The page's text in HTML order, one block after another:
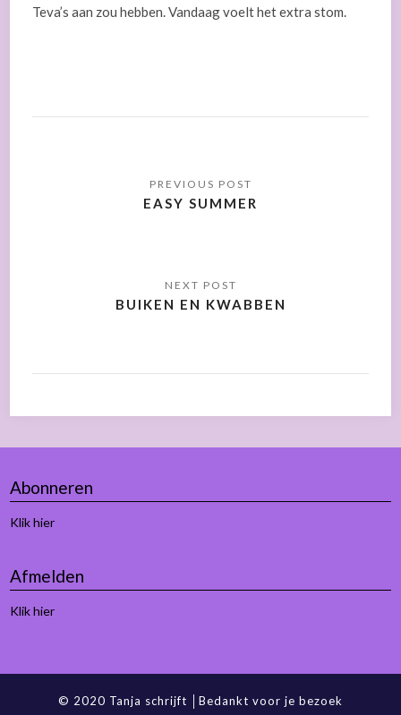
Teva’s aan zou hebben. Vandaag voelt het extra stom.
EASY SUMMER
BUIKEN EN KWABBEN
Abonneren
Klik hier
Afmelden
Klik hier
© 2020 Tanja schrijft │Bedankt voor je bezoek